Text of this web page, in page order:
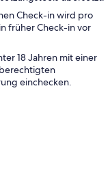
Check-in wird pro
früher Check-in vor
18 Jahren mit einer
einchecken.